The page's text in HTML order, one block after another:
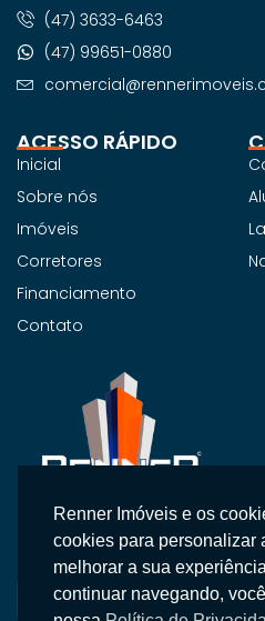
Na Renner Imobiliária, não
entregamos segurança,
personalizado.
ACESSO RÁPIDO
Inicial
Sobre nós
Imóveis
Corretores
Financiamento
Contato
(47) 3633-6463
(47) 99651-0880
Renner Imóveis e os
cookies para personalizar
melhorar a sua
continuar navegando,